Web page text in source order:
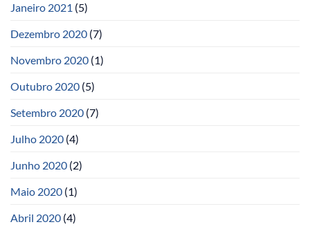
Janeiro 2021 (5)
Dezembro 2020 (7)
Novembro 2020 (1)
Outubro 2020 (5)
Setembro 2020 (7)
Julho 2020 (4)
Junho 2020 (2)
Maio 2020 (1)
Abril 2020 (4)